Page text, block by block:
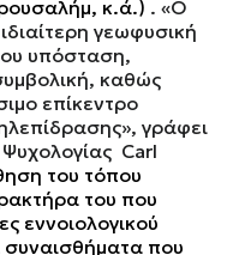
κ.ά.) . «Ο
γεωφυσική
υπόσταση,
καθώς
επίκεντρο
γράφει
Carl
του τόπου
του που
εννοιολογικού
που